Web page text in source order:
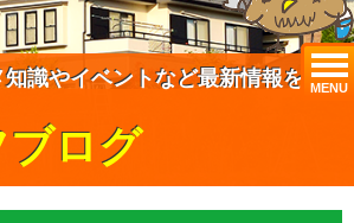
MENU
識やイベントなど最新情報をお
ログ